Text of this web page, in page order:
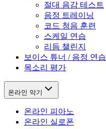
절대 음감 테스트
음정 트레이닝
코드 청음 훈련
스케일 연습
리듬 챌린지
보이스 튜너 / 음정 연습
목소리 평가
온라인 악기
온라인 피아노
온라인 실로폰